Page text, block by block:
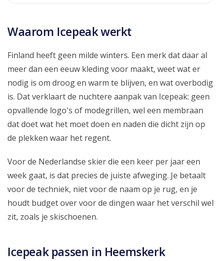
Waarom Icepeak werkt
Finland heeft geen milde winters. Een merk dat daar al
meer dan een eeuw kleding voor maakt, weet wat er
nodig is om droog en warm te blijven, en wat overbodig
is. Dat verklaart de nuchtere aanpak van Icepeak: geen
opvallende logo's of modegrillen, wel een membraan
dat doet wat het moet doen en naden die dicht zijn op
de plekken waar het regent.
Voor de Nederlandse skier die een keer per jaar een
week gaat, is dat precies de juiste afweging. Je betaalt
voor de techniek, niet voor de naam op je rug, en je
houdt budget over voor de dingen waar het verschil wel
zit, zoals je skischoenen.
Icepeak passen in Heemskerk